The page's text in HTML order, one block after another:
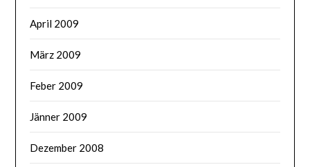
April 2009
März 2009
Feber 2009
Jänner 2009
Dezember 2008